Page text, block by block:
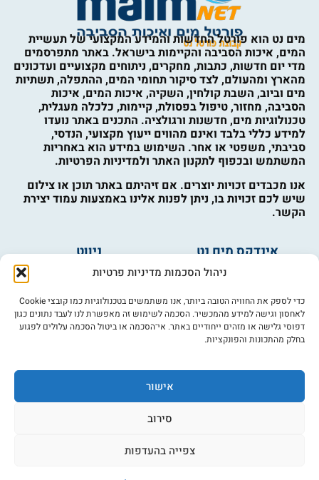
ניהול הסכמות מדיניות פרטיות
כדי לספק את החוויה הטובה ביותר, אנו משתמשים בטכנולוגיות כמו קובצי Cookie
לאחסון וגישה למידע מהמכשיר. הסכמה לשימוש זה מאפשרת לנו לעבד נתונים כגון
דפוסי גלישה או מזהים ייחודיים באתר. אי־הסכמה או ביטול הסכמה עלולים לפגוע
בחלק מהתכונות והפונקציות.
אישור
סירוב
צפייה בהעדפות
מים נט הוא פורטל החדשות והמידע המקצועי של תעשיית
המים, איכות הסביבה והקיימות בישראל. באתר מתפרסמים
מדי יום חדשות, כתבות, מחקרים, ניתוחים מקצועיים ועדכונים
מהארץ ומהעולם, לצד סיקור תחומי המים, ההתפלה, תשתיות
מים וביוב, השבת קולחין, השקיה, איכות המים, איכות
הסביבה, מחזור, טיפול בפסולת, קיימות, כלכלה מעגלית,
טכנולוגיות מים, חדשנות ורגולציה. התכנים באתר נועדו
למידע כללי בלבד ואינם מהווים ייעוץ מקצועי, הנדסי,
סביבתי, משפטי או אחר. השימוש במידע הוא באחריות
המשתמש ובכפוף לתקנון האתר ולמדיניות הפרטיות.
אנו מכבדים זכויות יוצרים. אם זיהיתם באתר תוכן או צילום
שיש לכם זכויות בו, ניתן לפנות אלינו באמצעות עמוד יצירת
הקשר.
אינדקס מים נט
מים ובריאות
פורום מים
ניווט
אינדקס עסקים
צרו קשר
מי אנחנו
הרשמה לניוזלטר
פרסמו אצלנו
הצהרת נגישות